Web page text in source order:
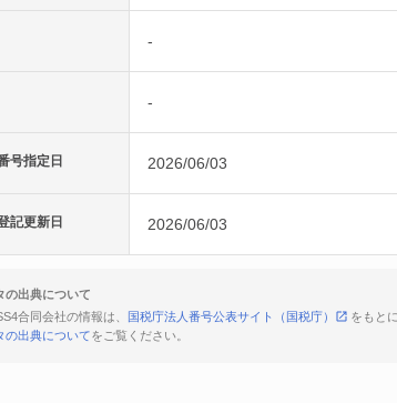
-
-
号指定日 2026/06/03
記更新日 2026/06/03
の出典について
合同会社の情報は、
国税庁法人番号公表サイト（国税庁）
をもと
の出典についてをご覧ください。